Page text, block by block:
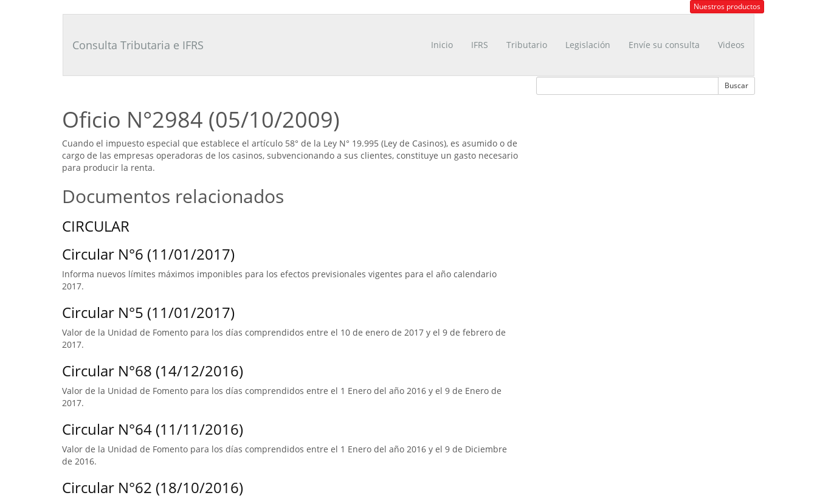
Tributario
Nuestros productos
Consulta Tributaria e IFRS Inicio IFRS Tributario Legislación Envíe su consulta Videos
Oficio N°2984 (05/10/2009)
Cuando el impuesto especial que establece el artículo 58° de la Ley N° 19.995 (Ley de Casinos), es asumido o de
cargo de las empresas operadoras de los casinos, subvencionando a sus clientes, constituye un gasto necesario
para producir la renta.
Documentos relacionados
CIRCULAR
Circular N°6 (11/01/2017)
Informa nuevos límites máximos imponibles para los efectos previsionales vigentes para el año calendario
2017.
Circular N°5 (11/01/2017)
Valor de la Unidad de Fomento para los días comprendidos entre el 10 de enero de 2017 y el 9 de febrero de
2017.
Circular N°68 (14/12/2016)
Valor de la Unidad de Fomento para los días comprendidos entre el 1 Enero del año 2016 y el 9 de Enero de
2017.
Circular N°64 (11/11/2016)
Valor de la Unidad de Fomento para los días comprendidos entre el 1 Enero del año 2016 y el 9 de Diciembre
de 2016.
Circular N°62 (18/10/2016)